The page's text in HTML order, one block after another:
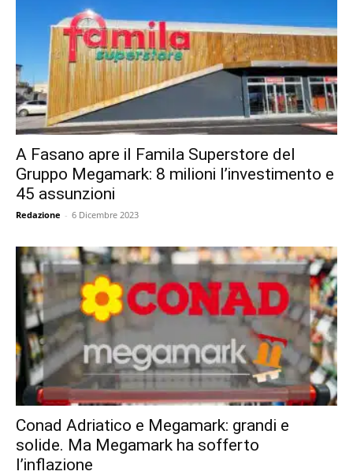
A Fasano apre il Famila Superstore del
Gruppo Megamark: 8 milioni l’investimento e
45 assunzioni
Redazione - 6 Dicembre 2023
Conad Adriatico e Megamark: grandi e
solide. Ma Megamark ha sofferto
l’inflazione